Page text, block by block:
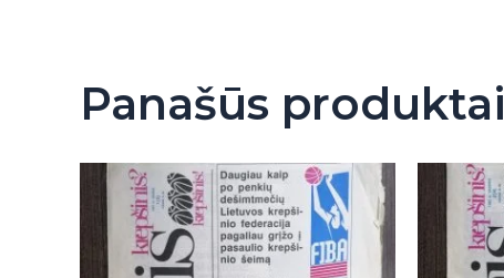
Panašūs produktai